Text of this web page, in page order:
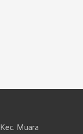
Muara